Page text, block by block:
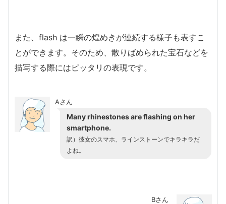
また、flash は一瞬の煌めきが連続する様子も表すこ
とができます。そのため、散りばめられた宝石などを
描写する際にはピッタリの表現です。
Aさん
Many rhinestones are flashing on her
smartphone.
訳）彼女のスマホ、ラインストーンでキラキラだ
よね。
Bさん